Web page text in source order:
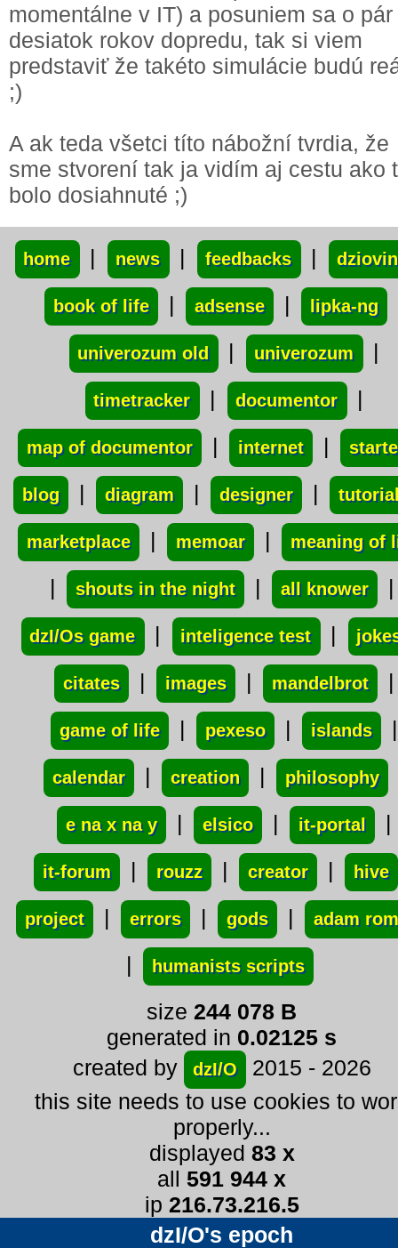
momentálne v IT) a posuniem sa o pár
desiatok rokov dopredu, tak si viem
predstaviť že takéto simulácie budú
;)
A ak teda všetci títo nábožní tvrdia, že
sme stvorení tak ja vidím aj cestu ako
bolo dosiahnuté ;)
home | news | feedbacks |
book of life | adsense | lipka-ng
univerozum old | univerozum |
timetracker | documentor |
map of documentor | internet |
blog | diagram | designer |
marketplace | memoar | meaning of
| shouts in the night | all knower |
dzI/Os game | inteligence test |
citates | images | mandelbrot |
game of life | pexeso | islands |
calendar | creation | philosophy
e na x na y | elsico | it-portal |
it-forum | rouzz | creator | hive
project | errors | gods | adam
| humanists scripts
size244 078 B
generated in 0.02125 s
created by
dzI/O
2015 - 2026
this site needs to use cookies to
properly...
displayed 83 x
all 591 944 x
ip 216.73.216.5
dzI/O's epoch